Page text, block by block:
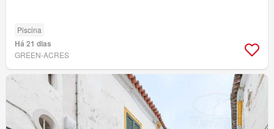
Piscina
Há 21 dias
GREEN-ACRES